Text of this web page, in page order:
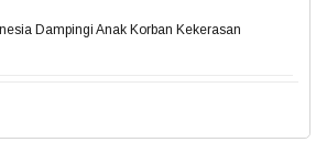
Dampingi Anak Korban Kekerasan